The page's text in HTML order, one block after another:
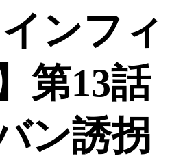
ンフィ
第13話
ン誘拐